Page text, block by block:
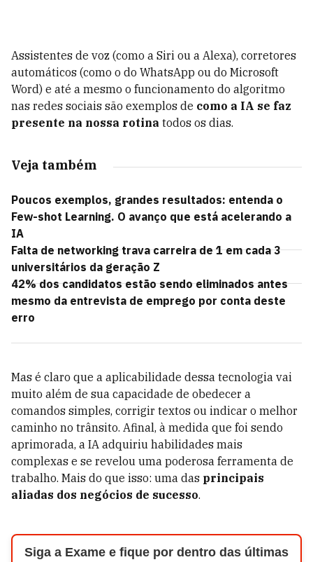
Assistentes de voz (como a Siri ou a Alexa), corretores
automáticos (como o do WhatsApp ou do Microsoft
Word) e até a mesmo o funcionamento do algoritmo
nas redes sociais são exemplos de como a IA se faz
presente na nossa rotina todos os dias.
Veja também
Poucos exemplos, grandes resultados: entenda o
Few-shot Learning. O avanço que está acelerando a
IA
Falta de networking trava carreira de 1 em cada 3
universitários da geração Z
42% dos candidatos estão sendo eliminados antes
mesmo da entrevista de emprego por conta deste
erro
Mas é claro que a aplicabilidade dessa tecnologia vai
muito além de sua capacidade de obedecer a
comandos simples, corrigir textos ou indicar o melhor
caminho no trânsito. Afinal, à medida que foi sendo
aprimorada, a IA adquiriu habilidades mais
complexas e se revelou uma poderosa ferramenta de
trabalho. Mais do que isso: uma das principais
aliadas dos negócios de sucesso.
Siga a Exame e fique por dentro das últimas